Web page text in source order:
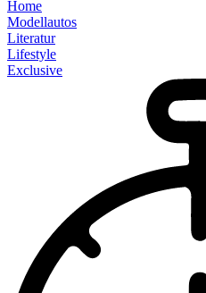
Home
Modellautos
Literatur
Lifestyle
Exclusive